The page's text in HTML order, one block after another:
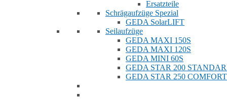
Ersatzteile
Schrägaufzüge Spezial
GEDA SolarLIFT
Seilaufzüge
GEDA MAXI 150S
GEDA MAXI 120S
GEDA MINI 60S
GEDA STAR 200
GEDA STAR 250 COMFORT